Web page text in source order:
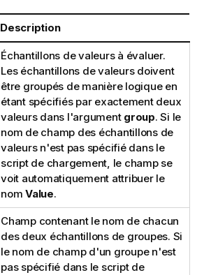
Description
Échantillons de valeurs à évaluer.
Les échantillons de valeurs doivent
être groupés de manière logique en
étant spécifiés par exactement deux
valeurs dans l'argument group. Si le
nom de champ des échantillons de
valeurs n'est pas spécifié dans le
script de chargement, le champ se
voit automatiquement attribuer le
nom Value.
Champ contenant le nom de chacun
des deux échantillons de groupes. Si
le nom de champ d'un groupe n'est
pas spécifié dans le script de